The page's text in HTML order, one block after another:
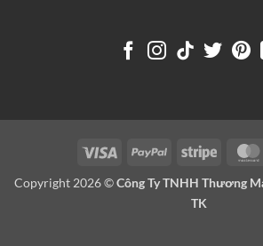
Visa PayPal Stripe
Copyright 2026 ©Công Ty TNHH Thương
TK